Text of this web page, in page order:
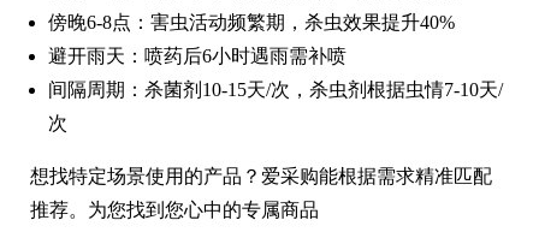
傍晚6-8点：害虫活动频繁期，杀虫效果提升40%
避开雨天：喷药后6小时遇雨需补喷
间隔周期：杀菌剂10-15天/次，杀虫剂根据虫情7-10天/
次
想找特定场景使用的产品？爱采购能根据需求精准匹配
推荐。为您找到您心中的专属商品